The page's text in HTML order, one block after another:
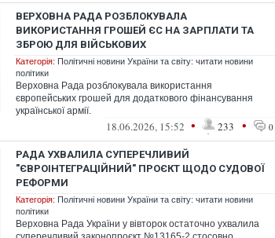
ВЕРХОВНА РАДА РОЗБЛОКУВАЛА
ВИКОРИСТАННЯ ГРОШЕЙ ЄС НА ЗАРПЛАТИ ТА
ЗБРОЮ ДЛЯ ВІЙСЬКОВИХ
Категорія: Політичні новини України та світу: читати новини
політики
Верховна Рада розблокувала використання
європейських грошей для додаткового фінансування
української армії.
18.06.2026, 15:52 • 233 • 0
РАДА УХВАЛИЛА СУПЕРЕЧЛИВИЙ
"ЄВРОІНТЕГРАЦІЙНИЙ" ПРОЄКТ ЩОДО СУДОВОЇ
РЕФОРМИ
Категорія: Політичні новини України та світу: читати новини
політики
Верховна Рада України у вівторок остаточно ухвалила